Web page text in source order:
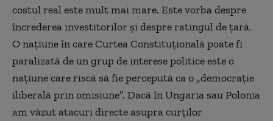
costul real este mult mai mare. Este vorba despre
încrederea investitorilor și despre ratingul de țară.
O națiune în care Curtea Constituțională poate fi
paralizată de un grup de interese politice este o
națiune care riscă să fie percepută ca o „democrație
iliberală prin omisiune”. Dacă în Ungaria sau Polonia
am văzut atacuri directe asupra curților